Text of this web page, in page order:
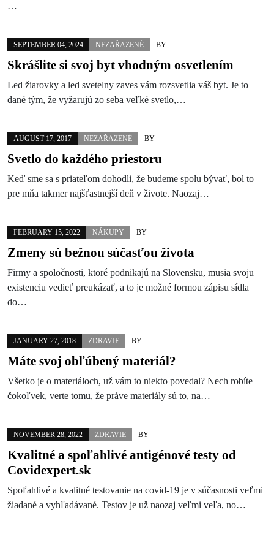
…
SEPTEMBER 04, 2024 NEZAŘAZENÉ BY
Skrášlite si svoj byt vhodným osvetlením
Led žiarovky a led svetelny zaves vám rozsvetlia váš byt. Je to
dané tým, že vyžarujú zo seba veľké svetlo,…
AUGUST 17, 2017 NEZAŘAZENÉ BY
Svetlo do každého priestoru
Keď sme sa s priateľom dohodli, že budeme spolu bývať, bol to
pre mňa takmer najšťastnejší deň v živote. Naozaj…
FEBRUARY 15, 2022 NÁKUPY BY
Zmeny sú bežnou súčasťou života
Firmy a spoločnosti, ktoré podnikajú na Slovensku, musia svoju
existenciu vedieť preukázať, a to je možné formou zápisu sídla
do…
JANUARY 27, 2018 ZDRAVIE BY
Máte svoj obľúbený materiál?
Všetko je o materiáloch, už vám to niekto povedal? Nech robíte
čokoľvek, verte tomu, že práve materiály sú to, na…
NOVEMBER 28, 2022 ZDRAVIE BY
Kvalitné a spoľahlivé antigénové testy od
Covidexpert.sk
Spoľahlivé a kvalitné testovanie na covid-19 je v súčasnosti veľmi
žiadané a vyhľadávané. Testov je už naozaj veľmi veľa, no…